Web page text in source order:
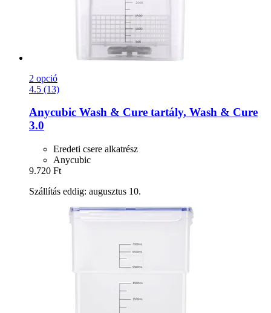
2 opció
4.5 (13)
Anycubic Wash & Cure tartály, Wash & Cure
3.0
Eredeti csere alkatrész
Anycubic
9.720 Ft
Szállítás eddig: augusztus 10.